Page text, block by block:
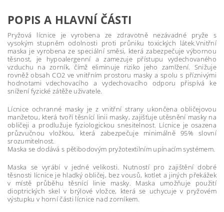
POPIS A HLAVNÍ ČÁSTI
Pryžová lícnice je vyrobena ze zdravotně nezávadné pryže s
vysokým stupněm odolnosti proti průniku toxických látek.Vnitřní
maska je vyrobena ze speciální směsi, která zabezpečuje výbornou
těsnost, je hypoalergenní a zamezuje přístupu vydechovaného
vzduchu na zorník, čímž eliminuje riziko jeho zamlžení. Snižuje
rovněž obsah CO2 ve vnitřním prostoru masky a spolu s příznivými
hodnotami vdechovacího a vydechovacího odporu přispívá ke
snížení fyzické zátěže uživatele.
Lícnice ochranné masky je z vnitřní strany ukončena obličejovou
manžetou, která tvoří těsnící linii masky, zajišťuje utěsnění masky na
obličeji a prodlužuje fyziologickou snesitelnost. Lícnice je osazena
průzvučnou vložkou, která zabezpečuje minimálně 95% slovní
srozumitelnost.
Maska se dodává s pětibodovým pryžotextilním upínacím systémem.
Maska se vyrábí v jedné velikosti. Nutností pro zajištění dobré
těsnosti lícnice je hladký obličej, bez vousů, kotlet a jiných překážek
v místě průběhu těsnící linie masky. Maska umožňuje použití
dioptrických skel v brýlové vložce, která se uchycuje v pryžovém
výstupku v horní části lícnice nad zorníkem.